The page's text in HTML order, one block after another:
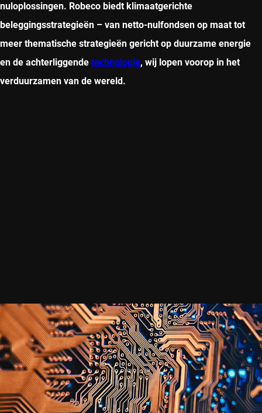
nuloplossingen. Robeco biedt klimaatgerichte
beleggingsstrategieën – van netto-nulfondsen op maat tot
meer thematische strategieën gericht op duurzame energie
en de achterliggende technologie, wij lopen voorop in het
verduurzamen van de wereld.